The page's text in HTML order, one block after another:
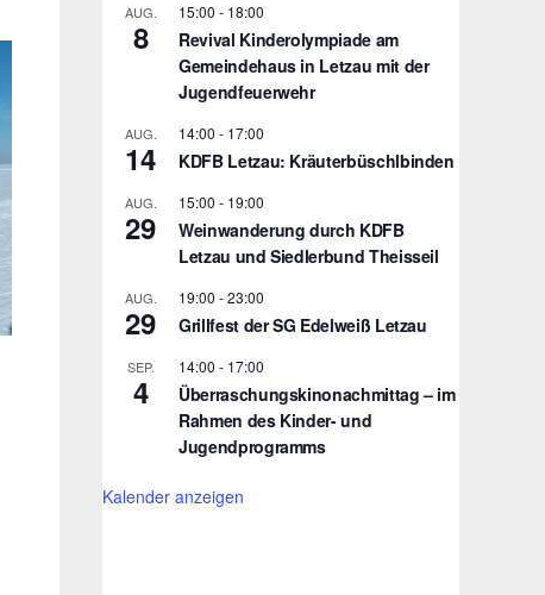
AUG.
8
15:00 - 18:00
Revival Kinderolympiade am
Gemeindehaus in Letzau mit der
Jugendfeuerwehr
AUG.
14
14:00 - 17:00
KDFB Letzau: Kräuterbüschlbinden
AUG.
29
15:00 - 19:00
Weinwanderung durch KDFB
Letzau und Siedlerbund Theisseil
AUG.
29
19:00 -23:00
Grillfest der SG Edelweiß Letzau
SEP.
4
14:00 - 17:00
Überraschungskinonachmittag – im
Rahmen des Kinder- und
Jugendprogramms
Kalender anzeigen